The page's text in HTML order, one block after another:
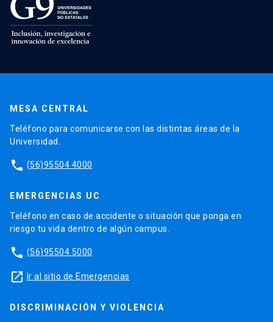
MESA CENTRAL
Teléfono para comunicarse con las distintas áreas de la
Universidad.
phone (56)95504 4000
EMERGENCIAS UC
Teléfono en caso de accidente o situación que ponga en
riesgo tu vida dentro de algún campus.
phone (56)95504 5000
launch Ir al sitio de Emergencias
DISCRIMINACIÓN Y VIOLENCIA